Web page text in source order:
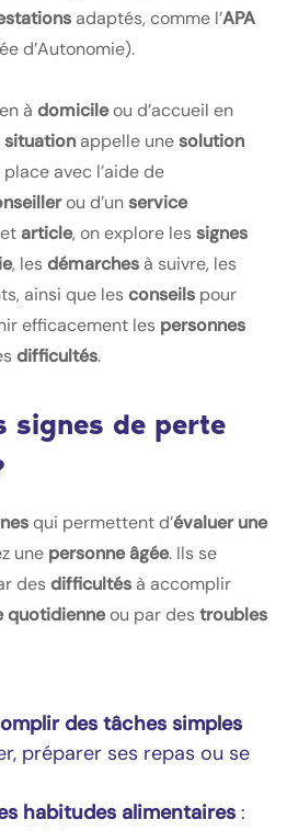
adaptés, comme l’APA
d’Autonomie).
à domicileou d’accueil en
situation appelle unesolution
place avec l’aide de
ou d’unservice
article, on explore lessignes
, lesdémarches à suivre, les
ainsi que lesconseils pour
efficacement les personnes
difficultés.
signes de perte
qui permettent d’évaluer une
une personne âgée. Ils se
desdifficultés à accomplir
quotidienneou par destroubles
des tâches simples
préparer ses repas ou se
habitudes alimentaires :